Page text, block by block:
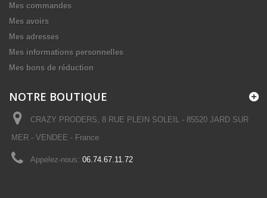
Mes commandes
Mes avoirs
Mes adresses
Mes informations personnelles
Mes bons de réduction
NOTRE BOUTIQUE
CRAZY PRODERS, 8 RUE PLEIN SOLEIL - 85520 JARD SUR
MER - VENDEE - France
Appelez-nous: 06.74.67.11.72